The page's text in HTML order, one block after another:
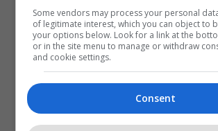
Some vendors may process your personal
of legitimate interest, which you can object to
your options below. Look for a link at the
or in the site menu to manage or withdraw
and cookie settings.
Consent